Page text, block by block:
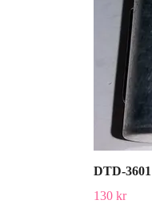
DTD-3601
130 kr